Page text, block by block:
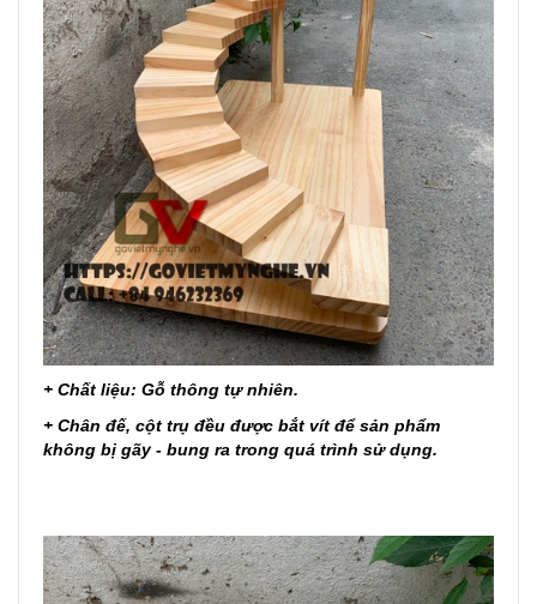
+ Chất liệu: Gỗ thông tự nhiên.
+ Chân đế, cột trụ đều được bắt vít để sản phẩm
không bị gãy - bung ra trong quá trình sử dụng.